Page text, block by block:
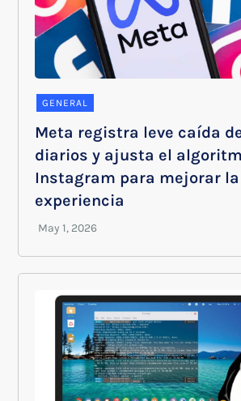
GENERAL
Meta registra leve caída
diarios y ajusta el
Instagram para mejorar la
experiencia